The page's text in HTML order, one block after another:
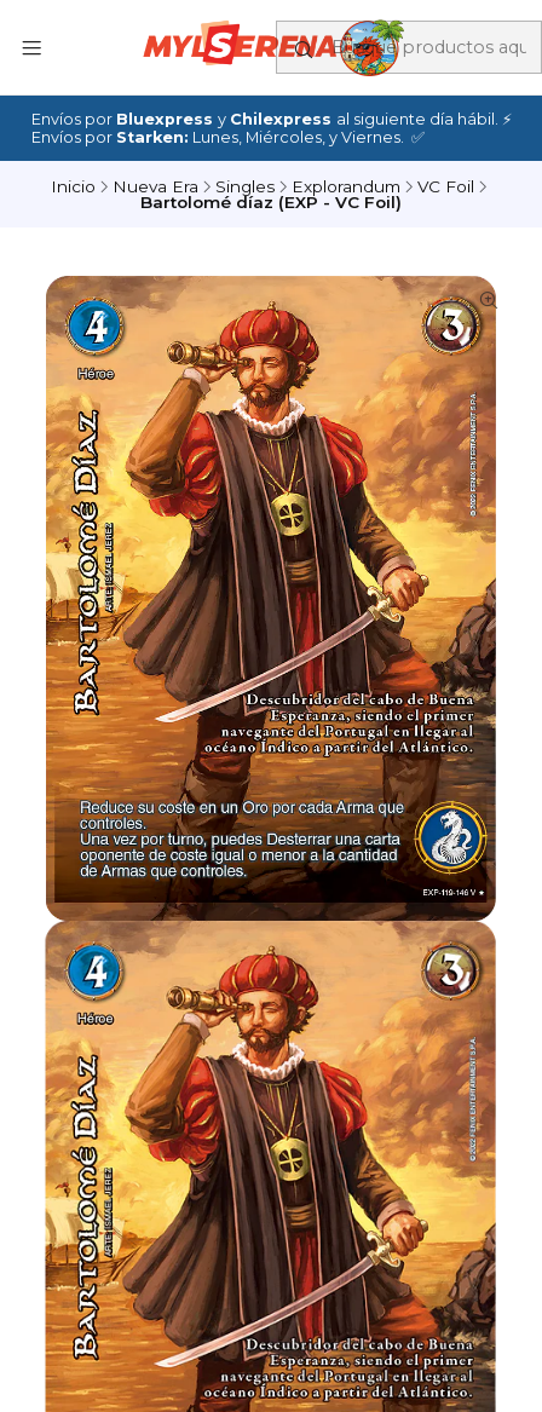
Envíos por Bluexpress y Chilexpress al siguiente día hábil. ⚡
Envíos por Starken: Lunes, Miércoles, y Viernes. ✅
Inicio Nueva Era Singles Explorandum
VC Foil
Bartolomé díaz (EXP - VC Foil)